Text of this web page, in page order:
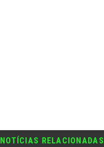
NOTÍCIAS RELACIONADAS